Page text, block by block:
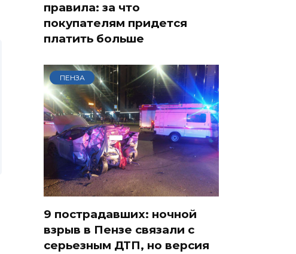
правила: за что
покупателям придется
платить больше
ПЕНЗА
9 пострадавших: ночной
взрыв в Пензе связали с
серьезным ДТП, но версия